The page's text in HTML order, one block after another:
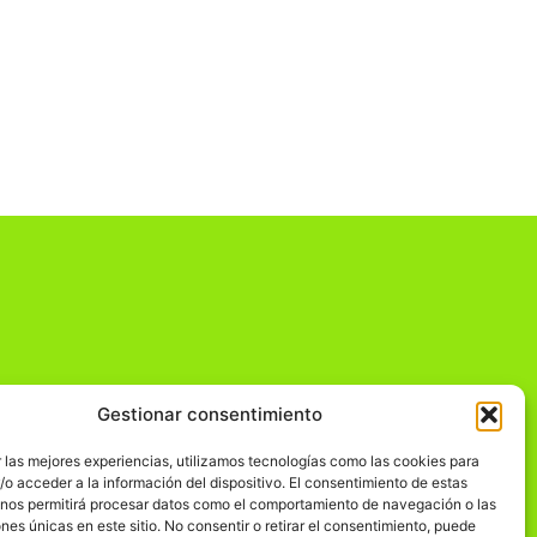
Gestionar consentimiento
las mejores experiencias, utilizamos tecnologías como las cookies para
o acceder a la información del dispositivo. El consentimiento de estas
permitirá procesar datos como el comportamiento de navegación o las
únicas en este sitio. No consentir o retirar el consentimiento, puede